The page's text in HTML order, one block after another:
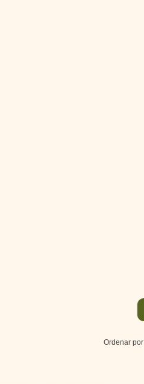
Ordenar por